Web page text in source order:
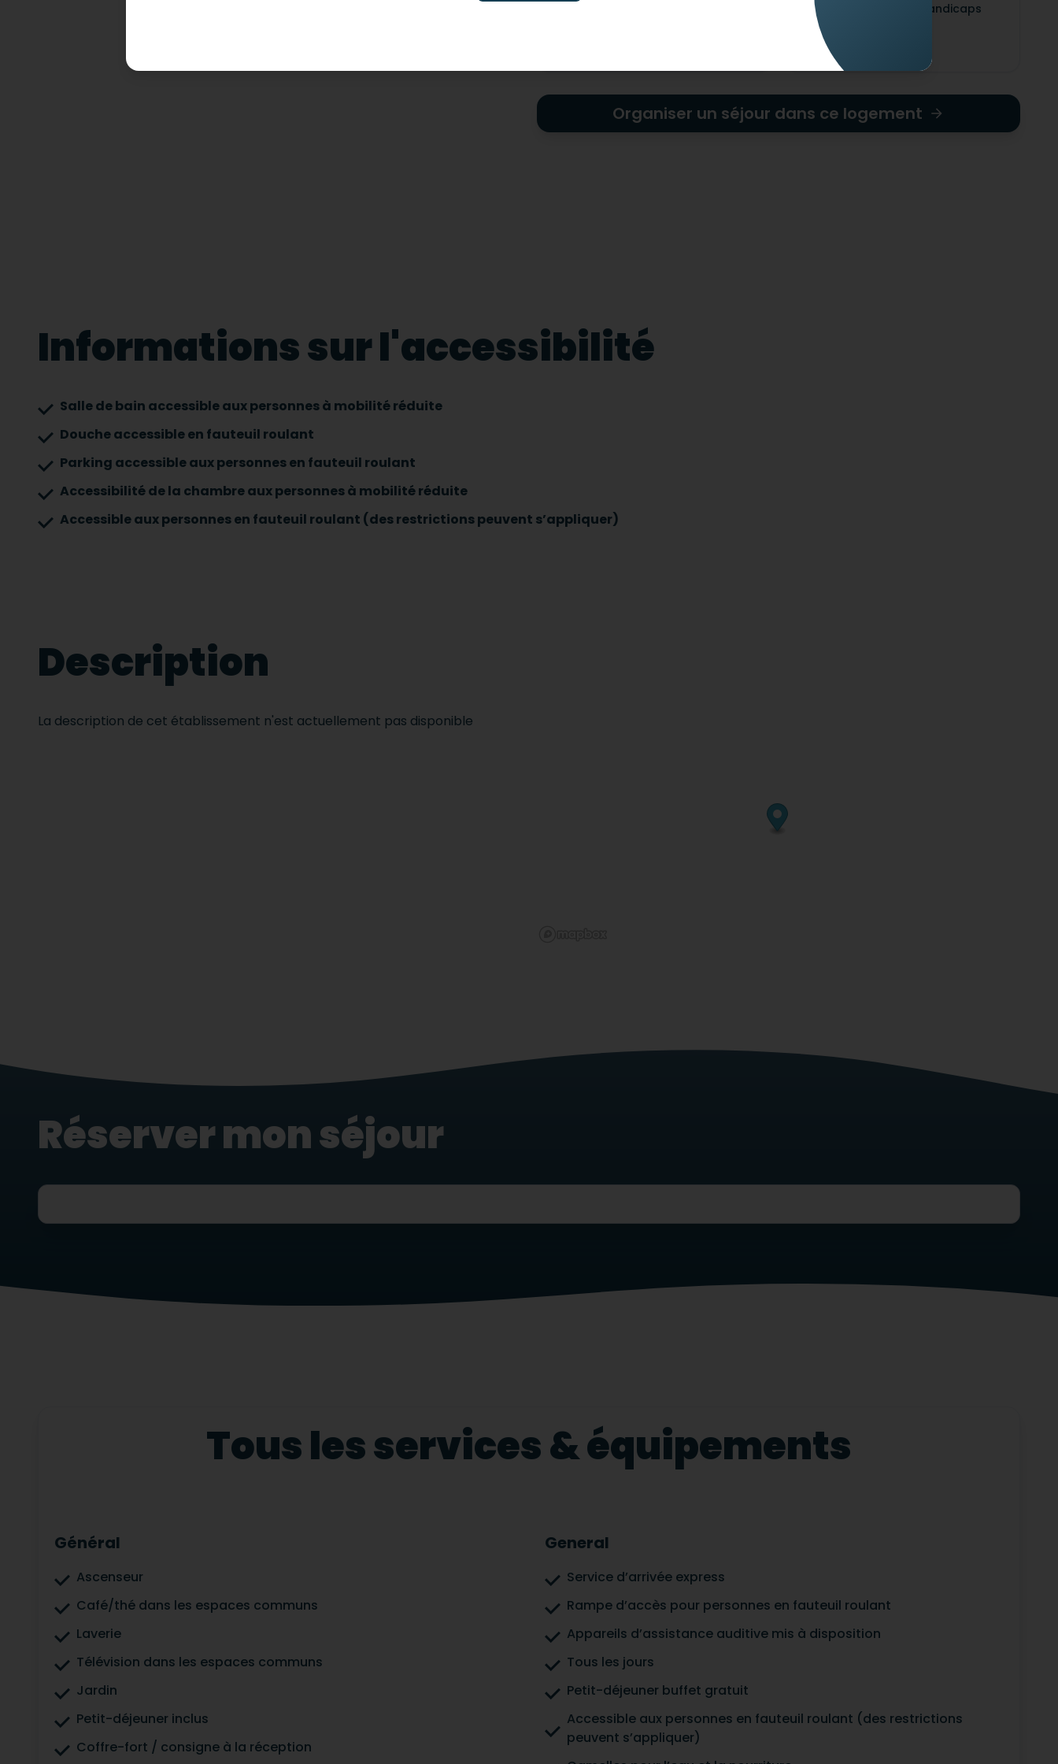
Adapté pour les handicaps
Organiser un séjour dans ce logement
Informations sur l'accessibilité
Salle de bain accessible aux personnes à mobilité réduite
Douche accessible en fauteuil roulant
Parking accessible aux personnes en fauteuil roulant
Accessibilité de la chambre aux personnes à mobilité réduite
Accessible aux personnes en fauteuil roulant (des restrictions peuvent s’appliquer)
Description
La description de cet établissement n'est actuellement pas disponible
Réserver mon séjour
Tous les services & équipements
Général
Ascenseur
Café/thé dans les espaces communs
Laverie
Télévision dans les espaces communs
Jardin
Petit-déjeuner inclus
Coffre-fort / consigne à la réception
General
Service d’arrivée express
Rampe d’accès pour personnes en fauteuil roulant
Appareils d’assistance auditive mis à disposition
Tous les jours
Petit-déjeuner buffet gratuit
Accessible aux personnes en fauteuil roulant (des restrictions
peuvent s’appliquer)